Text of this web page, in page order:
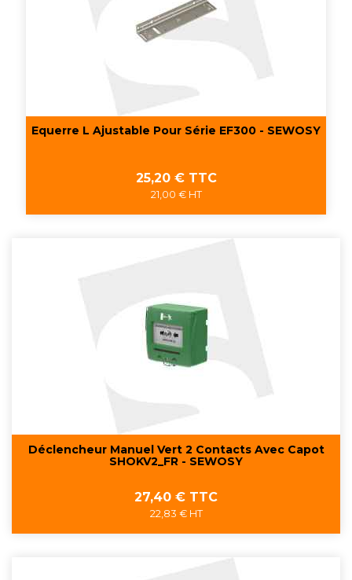
Equerre L Ajustable Pour Série EF300 - SEWOSY
Prix
25,20 € TTC
21,00 € HT
Déclencheur Manuel Vert 2 Contacts Avec Capot
SHOKV2_FR - SEWOSY
Prix
27,40 € TTC
22,83 € HT